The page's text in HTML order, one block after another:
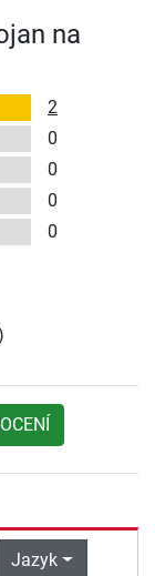
na
2
0
0
0
0
Jazyk